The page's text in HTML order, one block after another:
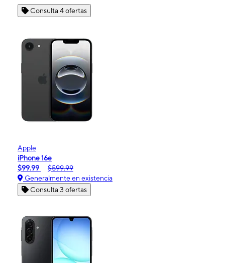
Consulta 4 ofertas
Apple
iPhone 16e
$99.99
$599.99
Generalmente en existencia
Consulta 3 ofertas